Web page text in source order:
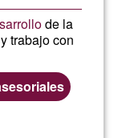
de la
y trabajo con